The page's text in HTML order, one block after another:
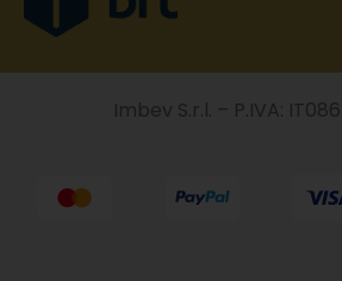
Imbev S.r.l. – P.IVA: